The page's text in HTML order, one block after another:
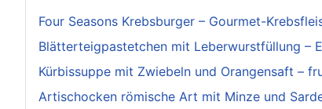
Four Seasons Krebsburger – Gourmet-
Blätterteigpastetchen mit Leberwurstfüllung –
Kürbissuppe mit Zwiebeln und Orangensaft –
Artischocken römische Art mit Minze und